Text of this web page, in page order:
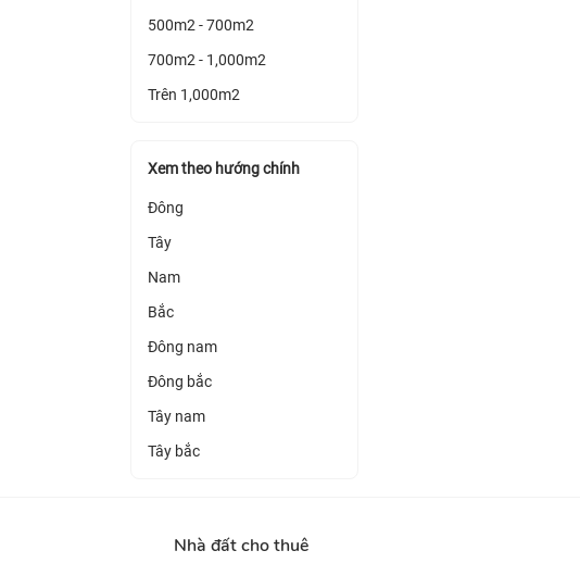
500m2 - 700m2
700m2 - 1,000m2
Trên 1,000m2
Xem theo hướng chính
Đông
Tây
Nam
Bắc
Đông nam
Đông bắc
Tây nam
Tây bắc
Nhà đất cho thuê